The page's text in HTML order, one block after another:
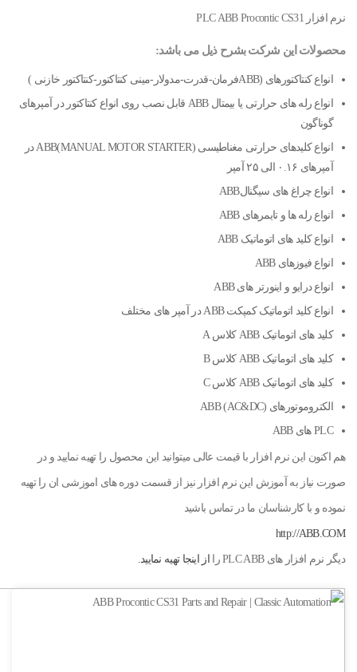
نرم افزار PLC ABB Procontic CS31
محصولات این شرکت بشرح ذیل می باشد:
انواع کنتاکتورهای (ABBفرمان-قدرت-مدولار-مینی کنتاکتور-کنتاکتور خازنی )
انواع رله های حرارتی یا بیمتال ABB قابل نصب روی انواع کنتاکتور در آمپرهای
گوناگون
انواع کلیدهای حرارتی مغناطیسی ABB(MANUAL MOTOR STARTER) در
آمپرهای ۰.۱۶ الی ۲۵ آمپر
انواع چراغ های سیگنالABB
انواع رله ها و تایمرهای ABB
انواع کلید های اتوماتیک ABB
انواع فیوزهای ABB
انواع درایو و اینورتر های ABB
انواع کلید اتوماتیک کمپکت ABB در آمپر های مختلف
کلید های اتوماتیک ABB کلاس A
کلید های اتوماتیک ABB کلاس B
کلید های اتوماتیک ABB کلاس C
الکتروموتورهای (AC&DC) ABB
PLC های ABB
هم اکنون این نرم افزار با قیمت عالی میتوانید این محصول را تهیه نمایید و در
صورت نیاز به آموزش این نرم افزار نیز از قسمت دوره های اموزشی ان را تهیه
نموده و با کارشناسان ما در تماس باشید
http://ABB.COM
دیگر نرم افزار های PLC ABB را از اینجا تهیه نمایید.